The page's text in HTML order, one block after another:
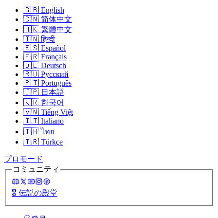
🇬🇧 English
🇨🇳 简体中文
🇭🇰 繁體中文
🇮🇳 हिन्दी
🇪🇸 Español
🇫🇷 Français
🇩🇪 Deutsch
🇷🇺 Русский
🇵🇹 Português
🇯🇵 日本語
🇰🇷 한국어
🇻🇳 Tiếng Việt
🇮🇹 Italiano
🇹🇭 ไทย
🇹🇷 Türkçe
プロモード
コミュニティ
🎖️ 伝説の殿堂